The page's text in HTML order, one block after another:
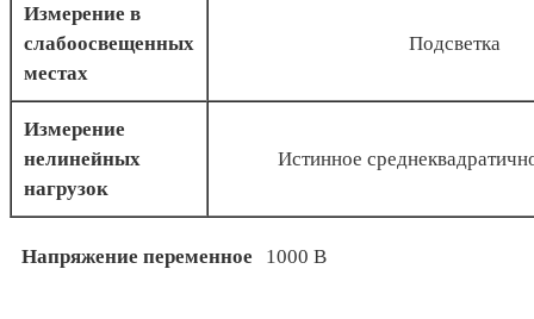
Измерение в
слабоосвещенных
местах
Подсветка
Измерение
нелинейных
нагрузок
Истинное
Напряжение переменное 1000 В